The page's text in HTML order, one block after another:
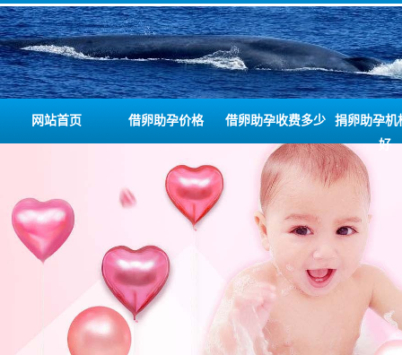
网站首页 借卵助孕价格 借卵助孕收费多少
捐卵助孕机
好